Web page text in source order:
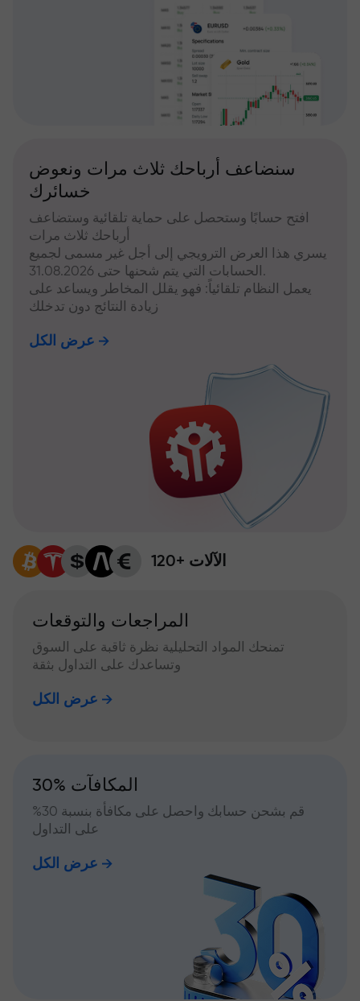
سنضاعف أرباحك ثلاث مرات ونعوض
خسائرك
افتح حسابًا وستحصل على حماية تلقائية وستضاعف
أرباحك ثلاث مرات
يسري هذا العرض الترويجي إلى أجل غير مسمى لجميع
الحسابات التي يتم شحنها حتى 31.08.2026.
يعمل النظام تلقائياً: فهو يقلل المخاطر ويساعد على
زيادة النتائج دون تدخلك
عرض الكل
120+ الآلات
المراجعات والتوقعات
تمنحك المواد التحليلية نظرة ثاقبة على السوق
وتساعدك على التداول بثقة
عرض الكل
30% المكافآت
قم بشحن حسابك واحصل على مكافأة بنسبة 30%
على التداول
عرض الكل